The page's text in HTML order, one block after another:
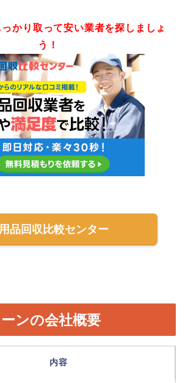
かり取って安い業者を探しましょ
う！
品回収比較センター
ンの会社概要
内容